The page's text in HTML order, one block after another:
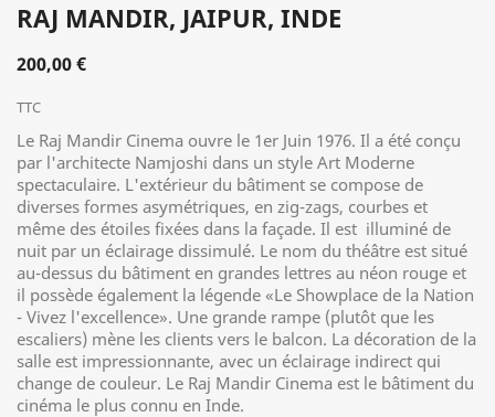
RAJ MANDIR, JAIPUR, INDE
200,00 €
TTC
Le Raj Mandir Cinema ouvre le 1er Juin 1976. Il a été conçu
par l'architecte Namjoshi dans un style Art Moderne
spectaculaire. L'extérieur du bâtiment se compose de
diverses formes asymétriques, en zig-zags, courbes et
même des étoiles fixées dans la façade. Il est illuminé de
nuit par un éclairage dissimulé. Le nom du théâtre est situé
au-dessus du bâtiment en grandes lettres au néon rouge et
il possède également la légende «Le Showplace de la Nation
- Vivez l'excellence». Une grande rampe (plutôt que les
escaliers) mène les clients vers le balcon. La décoration de la
salle est impressionnante, avec un éclairage indirect qui
change de couleur. Le Raj Mandir Cinema est le bâtiment du
cinéma le plus connu en Inde.